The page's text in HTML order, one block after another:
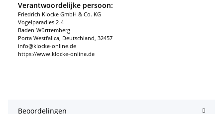
Verantwoordelijke persoon:
Friedrich Klocke GmbH & Co. KG
Vogelparadies 2-4
Baden-Württemberg
Porta Westfalica, Deutschland, 32457
info@klocke-online.de
https://www.klocke-online.de
Beoordelingen